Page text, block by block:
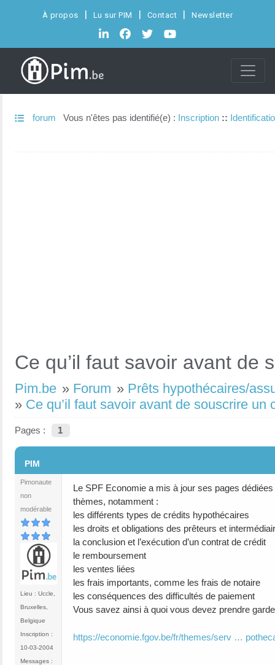
À propos Lu sur PIM Contact Newsletter
forum Vous n'êtes pas identifié(e) : Inscription ::
Ce qu’il faut savoir avant de
Pim.be » Forum » Prêts hypothécaires/
» Ce qu’il faut savoir avant de souscrire un
Pages : 1
PIM
Pimonaute
non
modérable
Lieu : Uccle,
Bruxelles,
Belgique
Inscription :
10-03-2004
Messages :
Le SPF Economie a mis à jour ses pages
thèmes, notamment :
les différents types de crédits hypothécaires
les droits et obligations des prêteurs et
la conclusion et l’exécution d’un contrat de crédit
le remboursement
les ventes liées
les frais importants, comme les frais de notaire
les conséquences des difficultés de paiement
Vous savez ainsi à quoi vous devez prendre
https://economie.fgov.be/fr/themes/serv …